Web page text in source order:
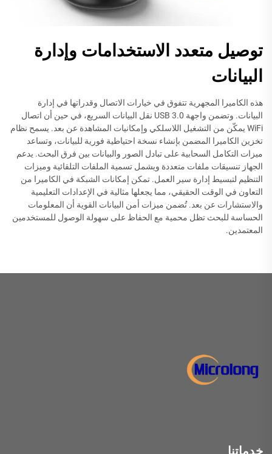
توصيل متعدد الاستخدامات وإدارة
البيانات
هذه الكاميرا المجهرية تتفوق في خيارات الاتصال وقدراتها في إدارة
البيانات. وتضمن واجهة USB 3.0 نقل البيانات السريع، في حين أن اتصال
WiFi يمكّن من التشغيل اللاسلكي وإمكانيات المشاهدة عن بعد. يسمح نظام
تخزين الكاميرا المضمن بإنشاء نسخة احتياطية فورية للبيانات، وتساعد
ميزات التكامل السحابية على تبادل الصور والبيانات بين فرق البحث. يدعم
الجهاز تنسيقات ملفات متعددة ويشمل تسمية الملفات التلقائية وميزات
التنظيم لتبسيط إدارة سير العمل. تمكن إمكانات الشبكة في الكاميرا من
التعاون في الوقت الحقيقي، مما يجعلها مثالية في الإعدادات التعليمية
والاستشارات عن بعد. تُضمن ميزات أمن البيانات القوية أن المعلومات
الحساسة للبحث تظل محمية مع الحفاظ على سهولة الوصول للمستخدمين
المعتمدين.
خدماتنا